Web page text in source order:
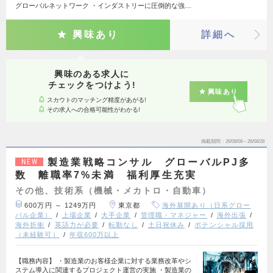
グローバルネットワーク ・インダストリーに圧倒的な強…
興味あり 詳細へ
興味のある求人に
チェックをつけよう!
スカウトのマッチング精度があがる!
その求人への合格可能性がわかる!
興味あり
掲載期間 26/08/08～26/08/28
NEW
製造業戦略コンサル グローバルPJ多
数 離職率7%未満 福利厚生充実
その他、技術系（機械・メカトロ・自動車）
600万円 ～ 1249万円 東京都
海外展開あり（日系グロー
バル企業）
上場企業 大手企業 管理職・マネジャー
海外出張
海外折衝
英語力が必要 転勤なし 土日祝休み
ポテンシャル採用
（未経験可）
年収600万以上
【職務内容】 ・製造業のお客様企業に対する業務改革やシ
ステム導入に関連するプロジェクト運営の実施 ・製造業の